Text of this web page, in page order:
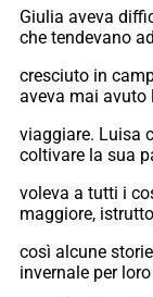
Giulia aveva
che tendevano
cresciuto in
aveva mai avuto
viaggiare. Luisa
coltivare la sua
voleva a tutti i
maggiore,
così alcune
invernale per